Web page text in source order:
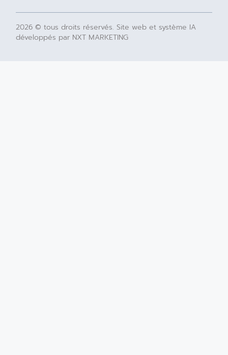
2026 © tous droits réservés. Site web et système IA
développés par NXT MARKETING